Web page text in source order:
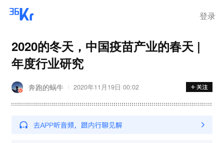
登录
2020的冬天，中国疫苗产业的春天 |
年度行业研究
奔跑的蜗牛 2020年11月19日 00:02